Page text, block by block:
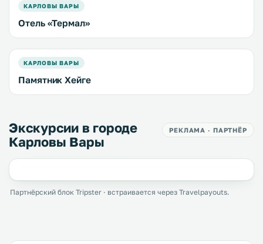
КАРЛОВЫ ВАРЫ
Отель «Термал»
КАРЛОВЫ ВАРЫ
Памятник Хейге
Экскурсии в городе
Карловы Вары
РЕКЛАМА · ПАРТНЁР
Партнёрский блок Tripster · встраивается через Travelpayouts.